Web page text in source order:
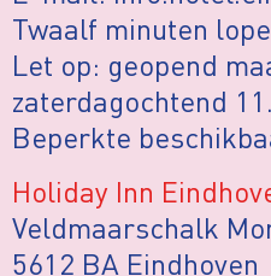
Twaalf minuten
Let op: geopend
zaterdagochtend
Beperkte
Holiday Inn
Veldmaarschalk
5612 BA Eindhoven